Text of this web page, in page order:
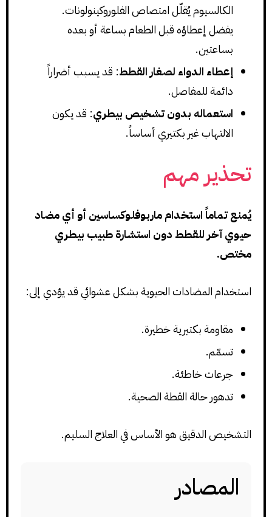
الكالسيوم يُقلّل امتصاص الفلوروكينولونات.
يفضل إعطاؤه قبل الطعام بساعة أو بعده
بساعتين.
إعطاء الدواء لصغار القطط: قد يسبب أضراراً
دائمة للمفاصل.
استعماله بدون تشخيص بيطري: قد يكون
الالتهاب غير بكتيري أساساً.
تحذير مهم
يُمنع تماماً استخدام ماربوفلوكساسين أو أي مضاد
حيوي آخر للقطط دون استشارة طبيب بيطري
مختص.
استخدام المضادات الحيوية بشكل عشوائي قد يؤدي إلى:
مقاومة بكتيرية خطيرة.
تسمّم.
جرعات خاطئة.
تدهور حالة القطة الصحية.
التشخيص الدقيق هو الأساس في العلاج السليم.
المصادر